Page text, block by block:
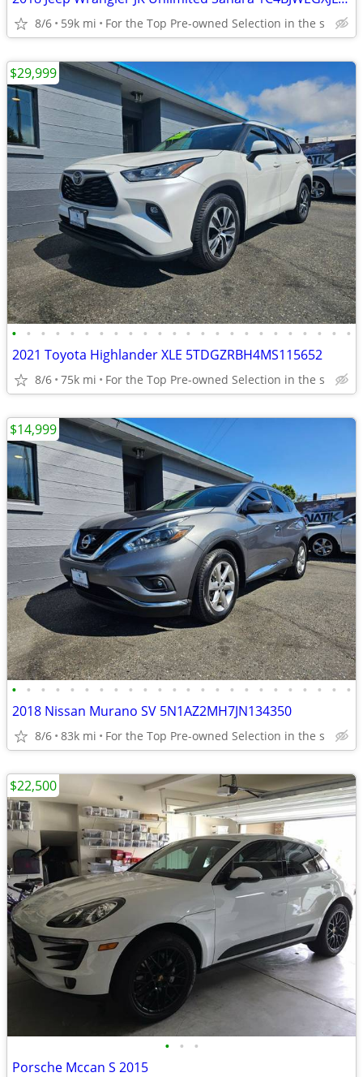
8/6 59k mi For the Top Pre-owned Selection in the s
• • • • • • • • • • • • • • • • • • • • • • • •
2021 Toyota Highlander XLE 5TDGZRBH4MS115652
8/6 75k mi For the Top Pre-owned Selection in the s
$29,999
• • • • • • • • • • • • • • • • • • • • • • • •
2018 Nissan Murano SV 5N1AZ2MH7JN134350
8/6 83k mi For the Top Pre-owned Selection in the s
$14,999
• • •
Porsche Mccan S 2015
$22,500